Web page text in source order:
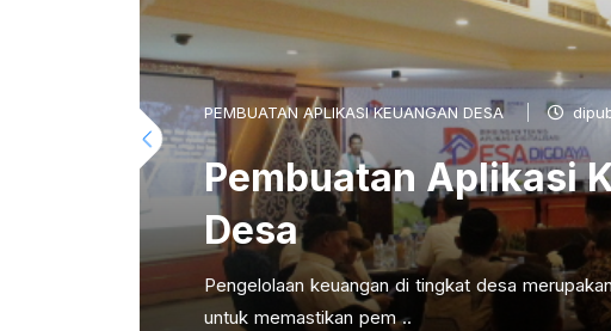
PEMBUATAN APLIKASI KEUANGAN DESA
Pembuatan Aplikasi
Desa
Pengelolaan keuangan di tingkat desa
untuk memastikan pem ..